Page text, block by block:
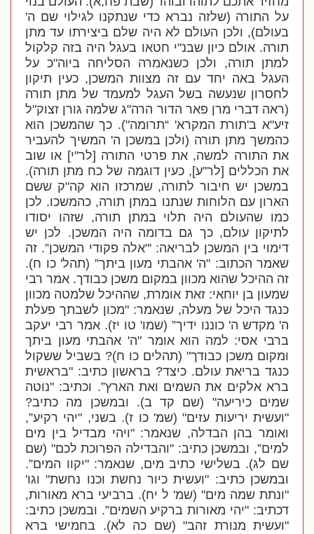
על התורה (שלזה נברא כדי שנתקנו לגילוי שם ה'
בעולם), ולכן העולם לא היה שלם ביצירתו עד מתן
תורה. אולם כיון שבנ"י חטאו בעגל היה בזה קלקול
למתן תורה, ולכן כשנאמרה הסליחה ביוה"כ על
העגל באה יחד עם זה מצוות המשכן, כעין תיקון
לחסרון שנעשה בשל העגל למעמד של מתן תורה
(ראה דברי מרן פאר הדור הרה"ג שלמה גורן זצוק"ל
זיע"א ב'תורת המקרא' “תרומה"). כך שהמשכן הוא
כהמשך מתן תורה (ולכן במשכן ה' המשיך להעביר
את התורה למשה, את פרטי התורה [לר"י] או שוב
את הכללים [לר"ע], כעין דוגמה של כח מתן תורה).
במשכן יש חיבור לתורה, שמרכזו הוא קה"ק ששם
הארון עם הלוחות שנתנו במתן תורה, כהמשכו. לכן
כמו שהעולם היה תלוי במתן תורה, שזהו יסודו
לתיקון עולם, כך גם בדומה היה המשכן. לכן יש
דימוי בין המשכן לבריאה: '"אלה פקודי המשכן”. זה
שאמר הכתוב: "ה' אהבתי מעון ביתך” (תהל' כו ח).
זה ההיכל שהוא מכוון במקום משכן כבודך. אמר רבי
שמעון בן יוחאי: זאת אומרת, שההיכל שלמטה מכוון
כנגד היכל של מעלה, שנאמר: "מכון לשבתך פעלת
ה' מקדש ה' כוננו ידיך” (שמו' טו יז). אמר רבי יעקב
ברבי אסי: למה הוא אומר "ה' אהבתי מעון ביתך
ומקום משכן כבודך" (תהלים כו ח)? בשביל ששקול
כנגד בריאת עולם. כיצד? בראשון כתיב: "בראשית
ברא אלקים את השמים ואת הארץ”. וכתיב: "נוטה
שמים כיריעה" (שם קד ב). ובמשכן מה כתיב?
"ועשית יריעות עזים" (שמ' כו ז). בשני, "יהי רקיע”,
ואומר בהן הבדלה, שנאמר: "ויהי מבדיל בין מים
למים”, ובמשכן כתיב: "והבדילה הפרוכת לכם" (שם
שם לג). בשלישי כתיב מים, שנאמר: "יקוו המים”.
ובמשכן כתיב: "ועשית כיור נחשת וכנו נחשת" וגו'
"ונתת שמה מים" (שמ' ל יח). ברביעי ברא מאורות,
דכתיב: "יהי מאורות ברקיע השמים”. ובמשכן כתיב:
"ועשית מנורת זהב" (שם כה לא). בחמישי ברא